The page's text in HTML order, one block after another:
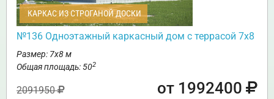
КАРКАС ИЗ СТРОГАНОЙ ДОСКИ
№136 Одноэтажный каркасный дом с террасой 7х8
Размер: 7х8 м
Общая площадь: 502
2091950 от 1992400